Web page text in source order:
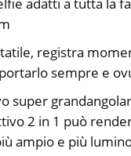
registra
sempre e
super
2 in 1 può
ampio e più